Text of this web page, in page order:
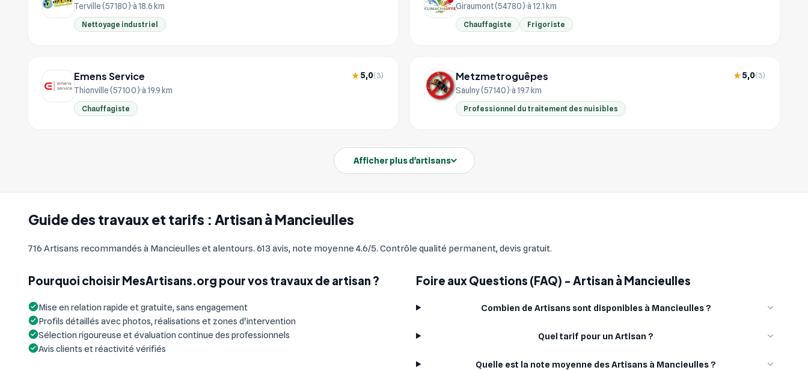
Guide des travaux et tarifs : Artisan à Mancieulles
716 Artisans recommandés à Mancieulles et alentours. 613 avis, note moyenne 4.6/5. Contrôle qualité permanent, devis gratuit.
Pourquoi choisir MesArtisans.org pour vos travaux de artisan ?
Mise en relation rapide et gratuite, sans engagement
Profils détaillés avec photos, réalisations et zones d'intervention
Sélection rigoureuse et évaluation continue des professionnels
Avis clients et réactivité vérifiés
Foire aux Questions (FAQ) - Artisan à Mancieulles
Combien de Artisans sont disponibles à Mancieulles ?
Quel tarif pour un Artisan ?
Quelle est la note moyenne des Artisans à Mancieulles ?
Terville (57180) à 18.6 km
Nettoyage industriel
Giraumont (54780) à 12.1 km
Chauffagiste Frigoriste
Emens Service ★5,0(3)
Thionville (57100) à 19.9 km
Chauffagiste
Metzmetroguêpes ★5,0(3)
Saulny (57140) à 19.7 km
Professionnel du traitement des nuisibles
Afficher plus d'artisans